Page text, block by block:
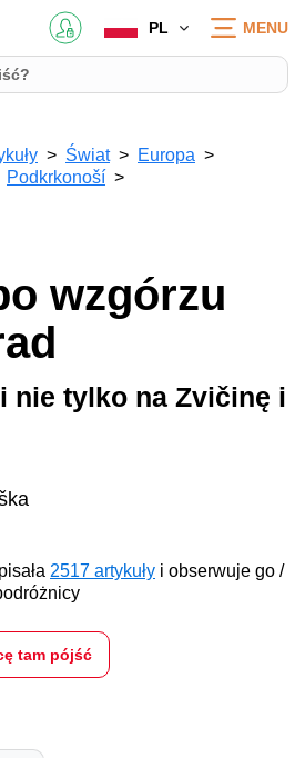
PL MENU
Świat
Europa
Podkrkonoší
wzgórzu
nie tylko na Zvičinę i
2517 artykuły i obserwuje go /
tam pójść